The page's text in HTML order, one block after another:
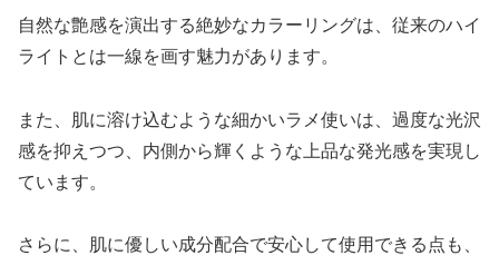
自然な艶感を演出する絶妙なカラーリングは、従来のハイ
ライトとは一線を画す魅力があります。
また、肌に溶け込むような細かいラメ使いは、過度な光沢
感を抑えつつ、内側から輝くような上品な発光感を実現し
ています。
さらに、肌に優しい成分配合で安心して使用できる点も、